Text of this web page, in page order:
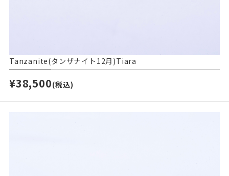
Tanzanite(タンザナイト12月)Tiara
¥38,500(税込)